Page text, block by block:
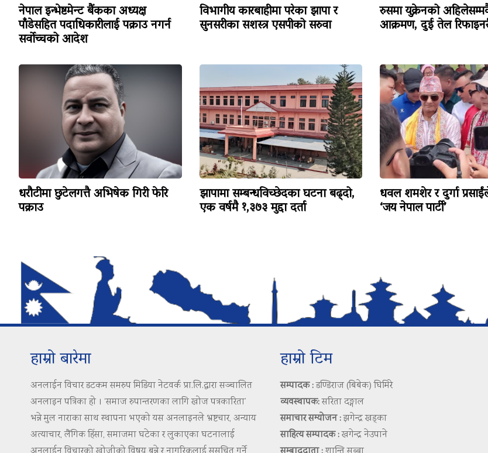
नेपाल इन्भेष्टमेन्ट बैंकका अध्यक्ष
पाँडेसहित पदाधिकारीलाई पक्राउ नगर्न
सर्वोच्चको आदेश
विभागीय कारबाहीमा परेका झापा र
सुनसरीका सशस्त्र एसपीको सरुवा
रुसमा युक्रेनको
आक्रमण, दुई तेल
धरौटीमा छुटेलगत्तै अभिषेक गिरी फेरि
पक्राउ
झापामा सम्बन्धविच्छेदका घटना बढ्दो,
एक वर्षमै १,३७३ मुद्दा दर्ता
धवल शमशेर र दुर्गा
‘जय नेपाल पार्टी’
हाम्रो बारेमा
अनलाईन विचार डटकम समरुप मिडिया नेटवर्क प्रा.लि.द्वारा सञ्चालित
अनलाइन पत्रिका हो । ‘समाज रुपान्तरणका लागि खोज पत्रकारिता’
भन्ने मुल नाराका साथ स्थापना भएको यस अनलाइनले भ्रष्टचार, अन्याय
अत्याचार, लैंगिक हिंसा, समाजमा घटेका र लुकाएका घटनालाई
हाम्रो टिम
सम्पादक :डण्डिराज (बिबेक) घिमिरे
व्यवस्थापक:सरिता दङ्गाल
समाचार सम्योजन :झगेन्द्र खड्का
साहित्य सम्पादक :खगेन्द्र नेउपाने